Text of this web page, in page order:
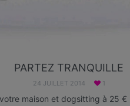
PARTEZ TRANQUILLE
24 JUILLET 2014 1
maison et dogsitting à 25 €